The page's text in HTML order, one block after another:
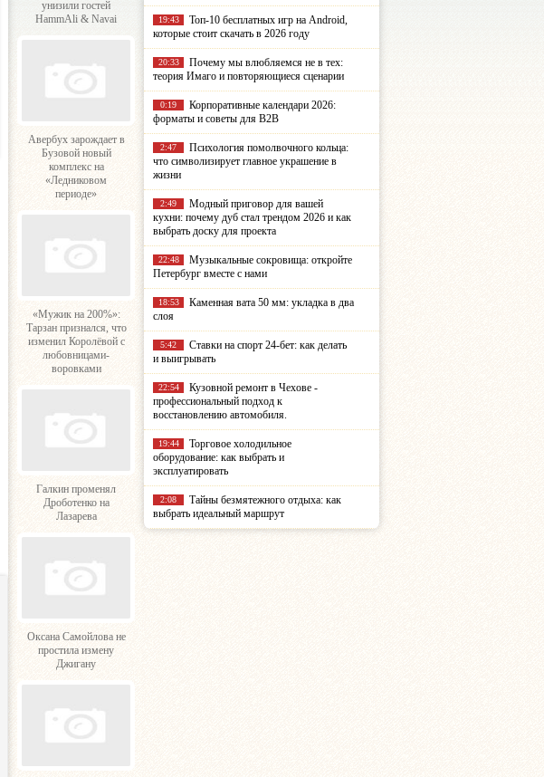
унизили гостей
HammAli & Navai
Авербух зарождает в
Бузовой новый
комплекс на
«Ледниковом
периоде»
«Мужик на 200%»:
Тарзан признался, что
изменил Королёвой с
любовницами-
воровками
Галкин променял
Дроботенко на
Лазарева
Оксана Самойлова не
простила измену
Джигану
19:43
Топ-10 бесплатных игр на Android,
которые стоит скачать в 2026 году
20:33
Почему мы влюбляемся не в тех:
теория Имаго и повторяющиеся сценарии
0:19
Корпоративные календари 2026:
форматы и советы для B2B
2:47
Психология помолвочного кольца:
что символизирует главное украшение в
жизни
2:49
Модный приговор для вашей
кухни: почему дуб стал трендом 2026 и как
выбрать доску для проекта
22:48
Музыкальные сокровища: откройте
Петербург вместе с нами
18:53
Каменная вата 50 мм: укладка в два
слоя
5:42
Ставки на спорт 24-бет: как делать
и выигрывать
22:54
Кузовной ремонт в Чехове -
профессиональный подход к
восстановлению автомобиля.
19:44
Торговое холодильное
оборудование: как выбрать и
эксплуатировать
2:08
Тайны безмятежного отдыха: как
выбрать идеальный маршрут